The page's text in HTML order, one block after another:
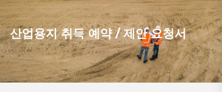
산업용지 취득 예약 / 제안 요청서